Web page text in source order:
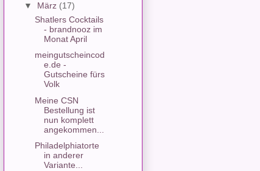
▼ März (17)
Shatlers Cocktails
- brandnooz im
Monat April
meingutscheincod
e.de -
Gutscheine fürs
Volk
Meine CSN
Bestellung ist
nun komplett
angekommen...
Philadelphiatorte
in anderer
Variante...